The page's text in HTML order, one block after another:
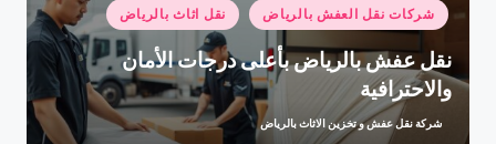
شركات نقل العفش بالرياض نقل اثاث بالرياض
نقل عفش بالرياض بأعلى درجات الأمان
والاحترافية
تمّ
شركة نقل عفش و تخزين الاثاث بالرياض